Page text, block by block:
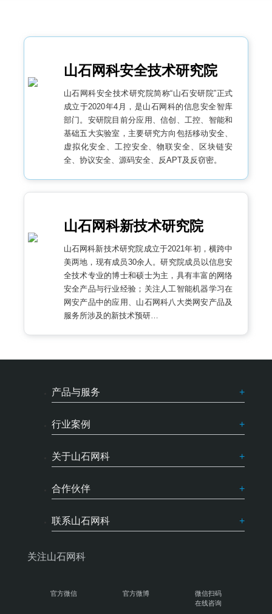
山石网科安全技术研究院
山石网科安全技术研究院简称“山石安研院”正式
成立于2020年4月，是山石网科的信息安全智库
部门。安研院目前分应用、信创、工控、智能和
基础五大实验室，主要研究方向包括移动安全、
虚拟化安全、工控安全、物联安全、区块链安
全、协议安全、源码安全、反APT及反窃密。
山石网科新技术研究院
山石网科新技术研究院成立于2021年初，横跨中
美两地，现有成员30余人。研究院成员以信息安
全技术专业的博士和硕士为主，具有丰富的网络
安全产品与行业经验；关注人工智能机器学习在
网安产品中的应用、山石网科八大类网安产品及
服务所涉及的新技术预研…
产品与服务
行业案例
关于山石网科
合作伙伴
联系山石网科
关注山石网科
官方微信 官方微博
微信扫码
在线咨询